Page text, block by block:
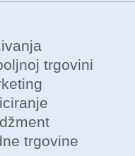
trgovini
trgovine